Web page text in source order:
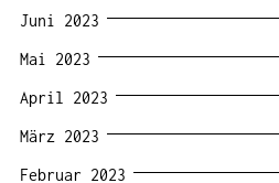
Juni 2023
Mai 2023
April 2023
März 2023
Februar 2023